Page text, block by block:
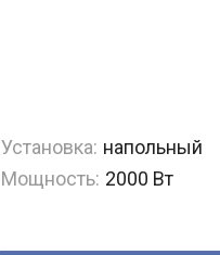
Установка: напольный
Мощность: 2000 Вт